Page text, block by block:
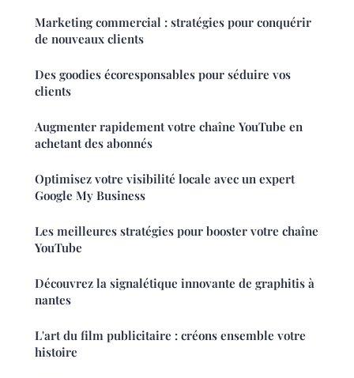
Marketing commercial : stratégies pour conquérir
de nouveaux clients
Des goodies écoresponsables pour séduire vos
clients
Augmenter rapidement votre chaîne YouTube en
achetant des abonnés
Optimisez votre visibilité locale avec un expert
Google My Business
Les meilleures stratégies pour booster votre chaîne
YouTube
Découvrez la signalétique innovante de graphitis à
nantes
L'art du film publicitaire : créons ensemble votre
histoire